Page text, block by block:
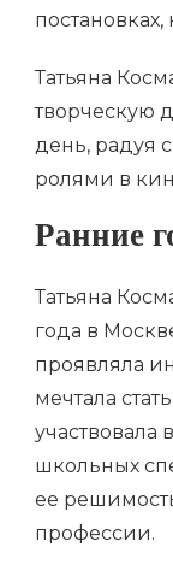
Татьяна
творческую
день, радуя
ролями в
Ранние
Татьяна
года в
проявляла
мечтала
участвовала
школьных
ее
профессии.